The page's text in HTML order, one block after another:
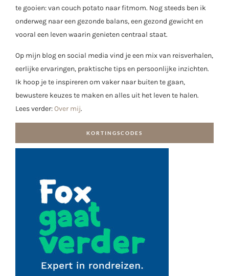
te gooien: van couch potato naar fitmom. Nog steeds ben ik
onderweg naar een gezonde balans, een gezond gewicht en
vooral een leven waarin genieten centraal staat.
Op mijn blog en social media vind je een mix van reisverhalen,
eerlijke ervaringen, praktische tips en persoonlijke inzichten.
Ik hoop je te inspireren om vaker naar buiten te gaan,
bewustere keuzes te maken en alles uit het leven te halen.
Lees verder:Over mij.
KORTINGSCODES